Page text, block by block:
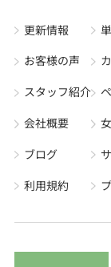
更新情報
お客様の声
スタッフ紹介
会社概要
ブログ
利用規約